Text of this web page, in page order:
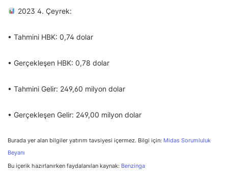
2023 4. Çeyrek:
• Tahmini HBK: 0,74 dolar
• Gerçekleşen HBK: 0,78 dolar
• Tahmini Gelir: 249,60 milyon dolar
• Gerçekleşen Gelir: 249,00 milyon dolar
Burada yer alan bilgiler yatırım tavsiyesi içermez. Bilgi için: Midas Sorumluluk
Beyanı
Bu içerik hazırlanırken faydalanılan kaynak: Benzinga